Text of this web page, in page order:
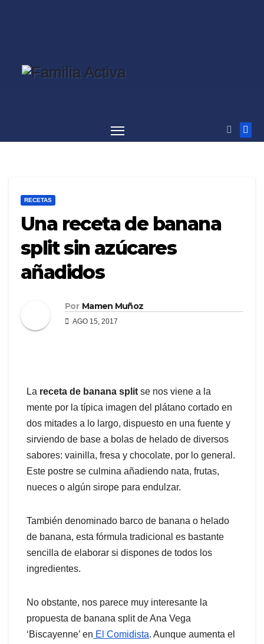
RECETAS
Una receta de banana
split sin azúcares
añadidos
Por Mamen Muñoz
AGO 15, 2017
La receta de banana split se nos viene a la
mente por la típica imagen del plátano cortado en
dos mitades a lo largo, dispuesto en una fuente y
sirviendo de base a bolas de helado de diversos
sabores: vainilla, fresa y chocolate, por lo general.
Este postre se culmina añadiendo nata, frutas,
nueces o algún sirope para endulzar.
También denominado barco de banana o helado
de banana, esta fórmula tradicional es bastante
sencilla de elaborar si dispones de todos los
ingredientes.
No obstante, nos parece muy interesante la
propuesta de banana split de Ana Vega
‘Biscayenne’ en El Comidista. Aunque aumenta el